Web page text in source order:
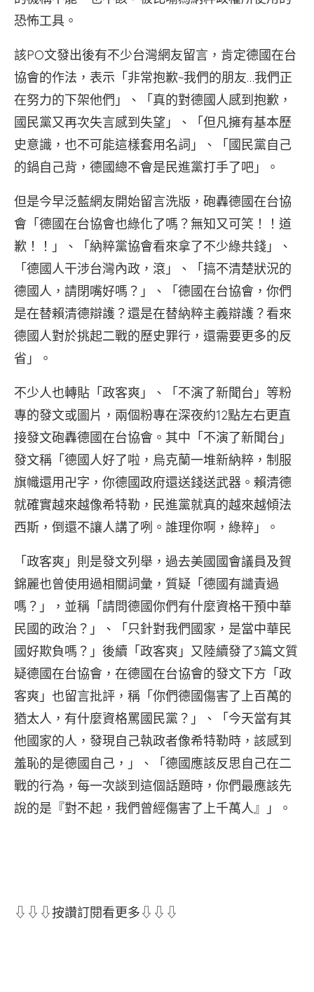
恐怖工具。
該PO文發出後有不少台灣網友留言，肯定德國在台
協會的作法，表示「非常抱歉~我們的朋友…我們正
在努力的下架他們」、「真的對德國人感到抱歉，
國民黨又再次失言感到失望」、「但凡擁有基本歷
史意識，也不可能這樣套用名詞」、「國民黨自己
的鍋自己背，德國總不會是民進黨打手了吧」。
但是今早泛藍網友開始留言洗版，砲轟德國在台協
會「德國在台協會也綠化了嗎？無知又可笑！！道
歉！！」、「納粹黨協會看來拿了不少綠共錢」、
「德國人干涉台灣內政，滾」、「搞不清楚狀況的
德國人，請閉嘴好嗎？」、「德國在台協會，你們
是在替賴清德辯護？還是在替納粹主義辯護？看來
德國人對於挑起二戰的歷史罪行，還需要更多的反
省」。
不少人也轉貼「政客爽」、「不演了新聞台」等粉
專的發文或圖片，兩個粉專在深夜約12點左右更直
接發文砲轟德國在台協會。其中「不演了新聞台」
發文稱「德國人好了啦，烏克蘭一堆新納粹，制服
旗幟還用卍字，你德國政府還送錢送武器。賴清德
就確實越來越像希特勒，民進黨就真的越來越傾法
西斯，倒還不讓人講了咧。誰理你啊，綠粹」。
「政客爽」則是發文列舉，過去美國國會議員及賀
錦麗也曾使用過相關詞彙，質疑「德國有譴責過
嗎？」，並稱「請問德國你們有什麼資格干預中華
民國的政治？」、「只針對我們國家，是當中華民
國好欺負嗎？」後續「政客爽」又陸續發了3篇文質
疑德國在台協會，在德國在台協會的發文下方「政
客爽」也留言批評，稱「你們德國傷害了上百萬的
猶太人，有什麼資格罵國民黨？」、「今天當有其
他國家的人，發現自己執政者像希特勒時，該感到
羞恥的是德國自己，」、「德國應該反思自己在二
戰的行為，每一次談到這個話題時，你們最應該先
說的是『對不起，我們曾經傷害了上千萬人』」。
⇩⇩⇩按讚訂閱看更多⇩⇩⇩